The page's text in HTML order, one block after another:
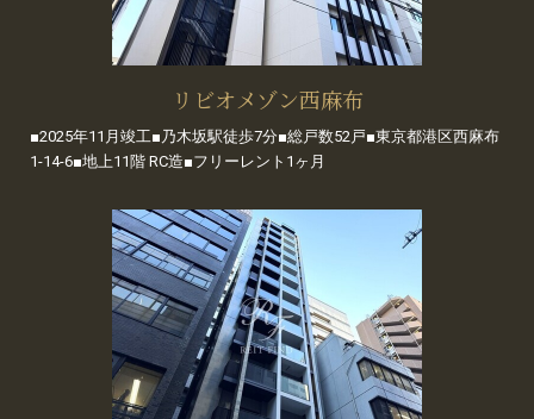
リビオメゾン西麻布
■2025年11月竣工■乃木坂駅徒歩7分■総戸数52戸■東京都港区西麻布
1-14-6■地上11階 RC造■フリーレント1ヶ月